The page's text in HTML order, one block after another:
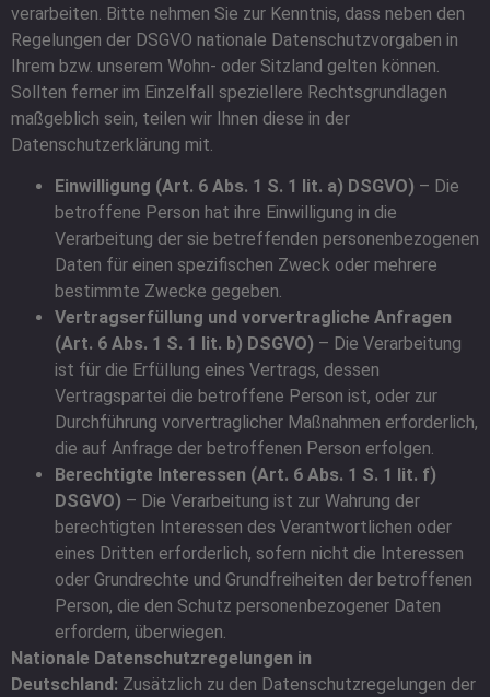
verarbeiten. Bitte nehmen Sie zur Kenntnis, dass neben den
Regelungen der DSGVO nationale Datenschutzvorgaben in
Ihrem bzw. unserem Wohn- oder Sitzland gelten können.
Sollten ferner im Einzelfall speziellere Rechtsgrundlagen
maßgeblich sein, teilen wir Ihnen diese in der
Datenschutzerklärung mit.
Einwilligung (Art. 6 Abs. 1 S. 1 lit. a) DSGVO) – Die
betroffene Person hat ihre Einwilligung in die
Verarbeitung der sie betreffenden personenbezogenen
Daten für einen spezifischen Zweck oder mehrere
bestimmte Zwecke gegeben.
Vertragserfüllung und vorvertragliche Anfragen
(Art. 6 Abs. 1 S. 1 lit. b) DSGVO) – Die Verarbeitung
ist für die Erfüllung eines Vertrags, dessen
Vertragspartei die betroffene Person ist, oder zur
Durchführung vorvertraglicher Maßnahmen erforderlich,
die auf Anfrage der betroffenen Person erfolgen.
Berechtigte Interessen (Art. 6 Abs. 1 S. 1 lit. f)
DSGVO) – Die Verarbeitung ist zur Wahrung der
berechtigten Interessen des Verantwortlichen oder
eines Dritten erforderlich, sofern nicht die Interessen
oder Grundrechte und Grundfreiheiten der betroffenen
Person, die den Schutz personenbezogener Daten
erfordern, überwiegen.
Nationale Datenschutzregelungen in
Deutschland: Zusätzlich zu den Datenschutzregelungen der